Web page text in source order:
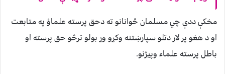
مخکې ددې چي مسلمان ځوانانو ته دحق پرسته علماؤ په متابعت
او د هغو پر لار دتلو سپارښتنه وکړو وړ بولو ترڅو حق پرسته او
باطل پرسته علماء وپیژنو.